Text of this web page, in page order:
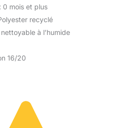
0 mois et plus
recyclé
à l’humide
16/20